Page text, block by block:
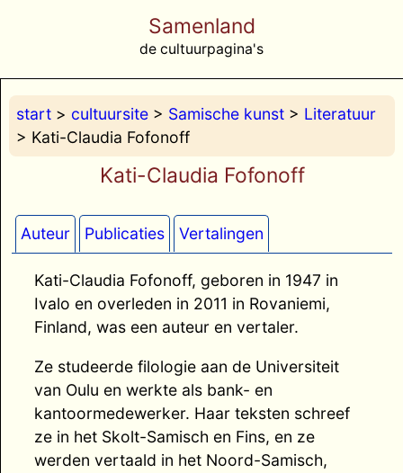
Samenland
de cultuurpagina's
start> cultuursite> Samische kunst> Literatuur
> Kati-Claudia Fofonoff
Kati-Claudia Fofonoff
Auteur Publicaties Vertalingen
Kati-Claudia Fofonoff, geboren in 1947 in
Ivalo en overleden in 2011 in Rovaniemi,
Finland, was een auteur en vertaler.
Ze studeerde filologie aan de Universiteit
van Oulu en werkte als bank- en
kantoormedewerker. Haar teksten schreef
ze in het Skolt-Samisch en Fins, en ze
werden vertaald in het Noord-Samisch,